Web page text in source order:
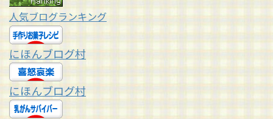
人気ブログランキング
にほんブログ村
にほんブログ村